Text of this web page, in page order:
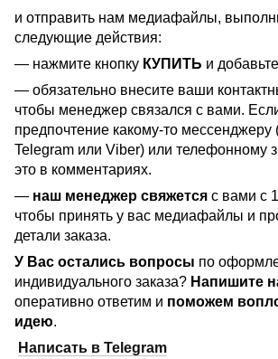
и отправить нам медиафайлы,
следующие действия:
— нажмите кнопку КУПИТЬ и
— обязательно внесите ваши
чтобы менеджер связался с вами.
предпочтение какому-то мессенджеру
Telegram или Viber) или телефонному
это в комментариях.
— наш менеджер свяжется с вами с
чтобы принять у вас медиафайлы и
детали заказа.
У Вас остались вопросы по
индивидуального заказа? Напишите
оперативно ответим и поможем
идею.
Написать в Telegram